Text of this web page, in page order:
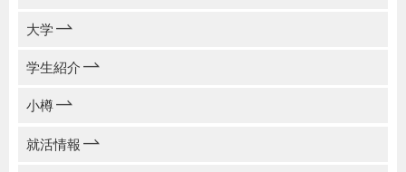
大学
学生紹介
小樽
就活情報